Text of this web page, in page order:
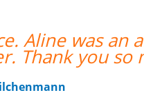
Aline was an
you so